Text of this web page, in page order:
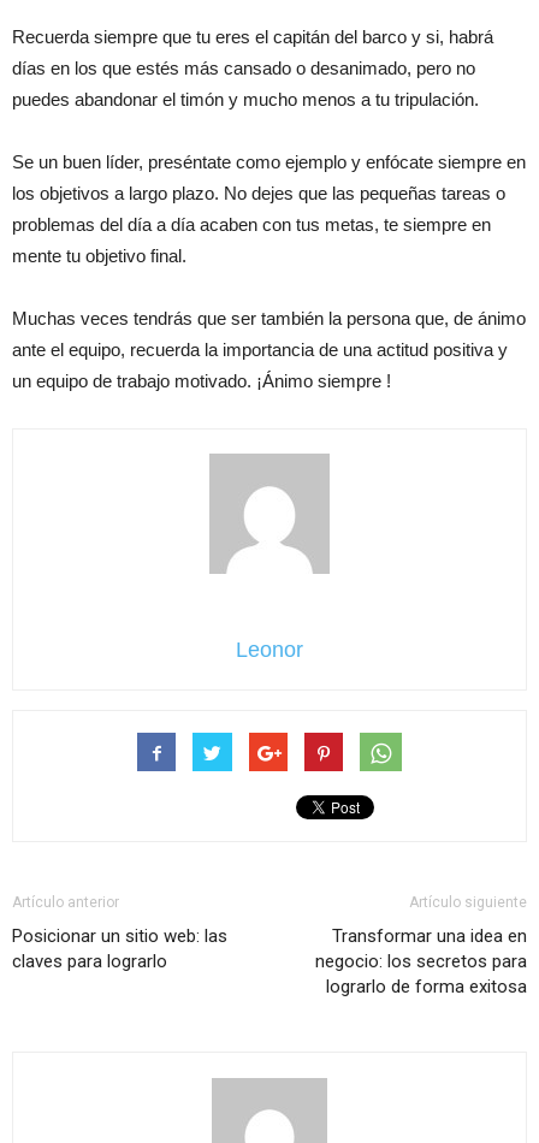
Recuerda siempre que tu eres el capitán del barco y si, habrá
días en los que estés más cansado o desanimado, pero no
puedes abandonar el timón y mucho menos a tu tripulación.
Se un buen líder, preséntate como ejemplo y enfócate siempre en
los objetivos a largo plazo. No dejes que las pequeñas tareas o
problemas del día a día acaben con tus metas, te siempre en
mente tu objetivo final.
Muchas veces tendrás que ser también la persona que, de ánimo
ante el equipo, recuerda la importancia de una actitud positiva y
un equipo de trabajo motivado. ¡Ánimo siempre !
Leonor
Artículo anterior
Posicionar un sitio web: las
claves para lograrlo
Artículo siguiente
Transformar una idea en
negocio: los secretos para
lograrlo de forma exitosa